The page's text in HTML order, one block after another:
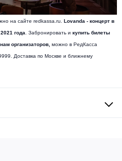
на сайте redkassa.ru. Lovanda - концерт в
года . Забронировать и купить билеты
организаторов, можно в РедКасса
Доставка по Москве и ближнему